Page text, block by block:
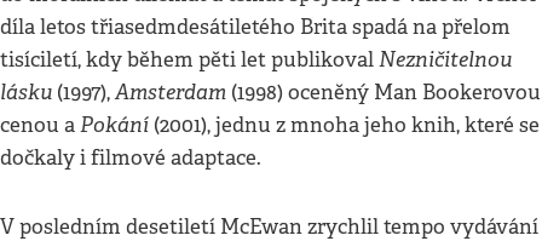
díla letos třiasedmdesátiletého Brita spadá na přelom
tisíciletí, kdy během pěti let publikovalNezničitelnou
lásku (1997),Amsterdam (1998) oceněný Man Bookerovou
cenou aPokání (2001), jednu z mnoha jeho knih, které se
dočkaly i filmové adaptace.
V posledním desetiletí McEwan zrychlil tempo vydávání